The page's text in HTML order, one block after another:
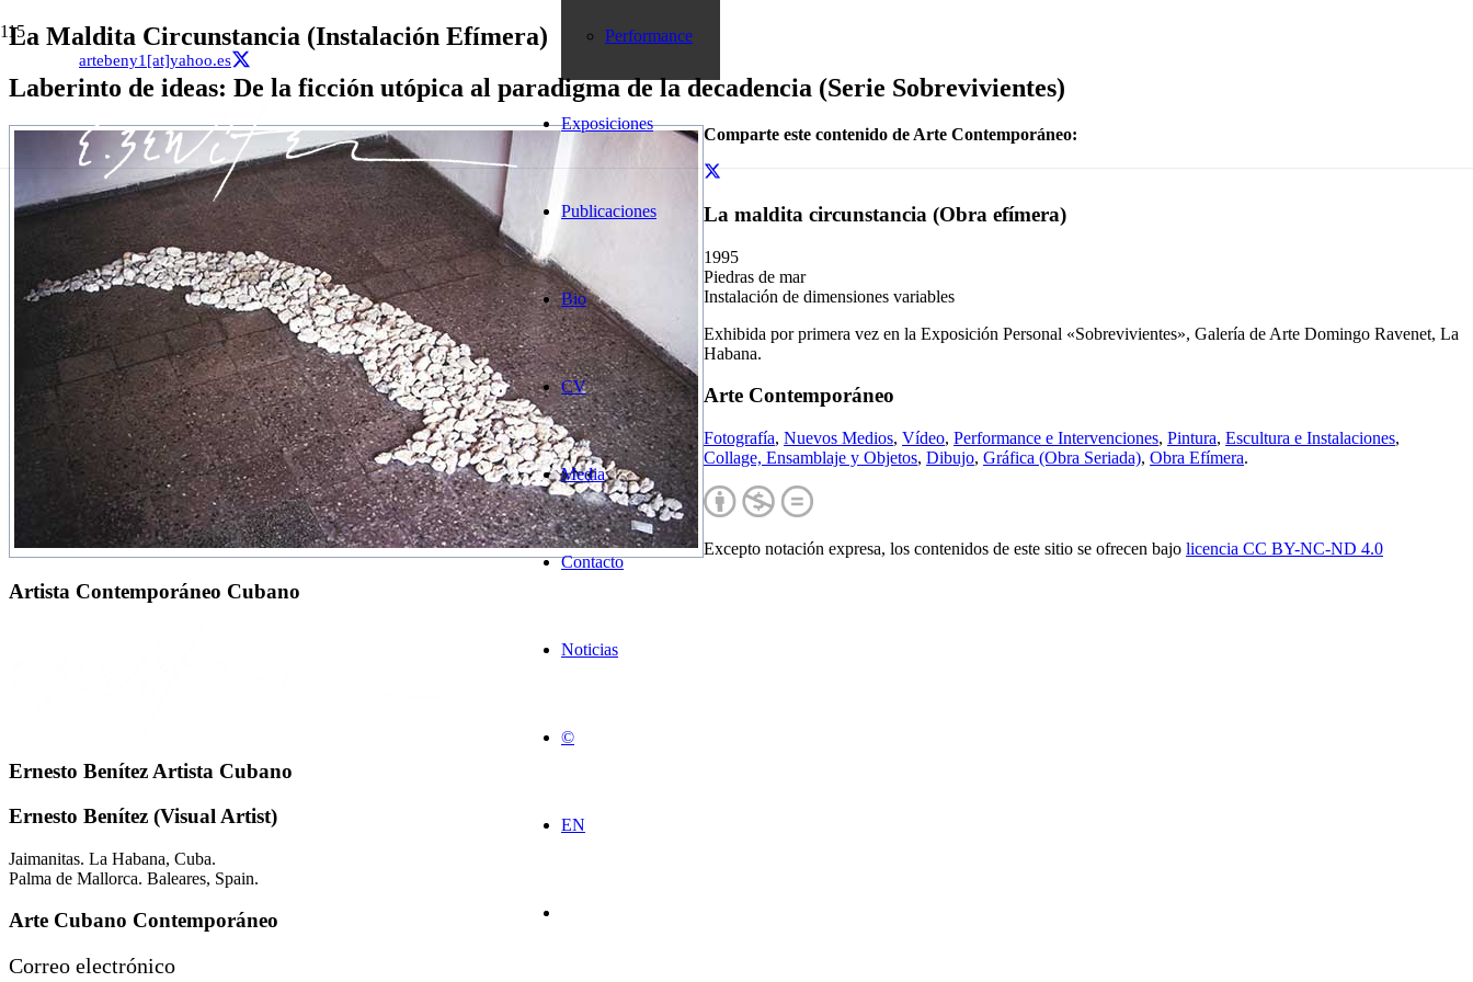
artebeny1[at]yahoo.es
Performance
Exposiciones
Publicaciones
Bio
CV
Media
Contacto
Noticias
©
EN
La Maldita Circunstancia (Instalación Efímera)
Laberinto de ideas: De la ficción utópica al paradigma de la decadencia (Serie Sobrevivientes)
Comparte este contenido de Arte Contemporáneo:
La maldita circunstancia (Obra efímera)
1995
Piedras de mar
Instalación de dimensiones variables
Exhibida por primera vez en la Exposición Personal «Sobrevivientes», Galería de Arte Domingo Ravenet, La
Habana.
Arte Contemporáneo
Fotografía, Nuevos Medios, Vídeo, Performance e Intervenciones, Pintura, Escultura e Instalaciones,
Collage, Ensamblaje y Objetos, Dibujo, Gráfica (Obra Seriada), Obra Efímera.
Excepto notación expresa, los contenidos de este sitio se ofrecen bajo licencia CC BY-NC-ND 4.0
Artista Contemporáneo Cubano
Ernesto Benítez Artista Cubano
Ernesto Benítez (Visual Artist)
Jaimanitas. La Habana, Cuba.
Palma de Mallorca. Baleares, Spain.
Arte Cubano Contemporáneo
Correo electrónico